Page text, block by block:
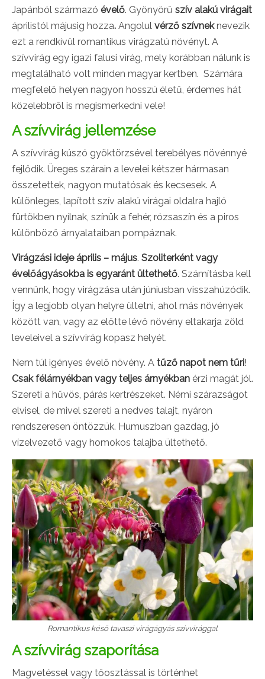
Japánból származó évelő. Gyönyörű szív alakú virágait
áprilistól májusig hozza. Angolul vérző szívneknevezik
ezt a rendkívül romantikus virágzatú növényt. A
szívvirág egy igazi falusi virág, mely korábban nálunk is
megtalálható volt minden magyar kertben. Számára
megfelelő helyen nagyon hosszú életű, érdemes hát
közelebbről is megismerkedni vele!
A szívvirág jellemzése
A szívvirág kúszó gyöktörzsével terebélyes növénnyé
fejlődik. Üreges szárain a levelei kétszer hármasan
összetettek, nagyon mutatósak és kecsesek. A
különleges, lapított szív alakú virágai oldalra hajló
fürtökben nyílnak, színük a fehér, rózsaszín és a piros
különböző árnyalataiban pompáznak.
Virágzási ideje április – május. Szoliterként vagy
évelőágyásokba is egyaránt ültethető. Számításba kell
vennünk, hogy virágzása után júniusban visszahúzódik.
Így a legjobb olyan helyre ültetni, ahol más növények
között van, vagy az előtte lévő növény eltakarja zöld
leveleivel a szívvirág kopasz helyét.
Nem túl igényes évelő növény. A tűző napot nem tűri!
Csak félárnyékban vagy teljes árnyékban érzi magát jól.
Szereti a hűvös, párás kertrészeket. Némi szárazságot
elvisel, de mivel szereti a nedves talajt, nyáron
rendszeresen öntözzük. Humuszban gazdag, jó
vízelvezető vagy homokos talajba ültethető.
Romantikus késő tavaszi virágágyás szívvirággal
A szívvirág szaporítása
Magvetéssel vagy tőosztással is történhet